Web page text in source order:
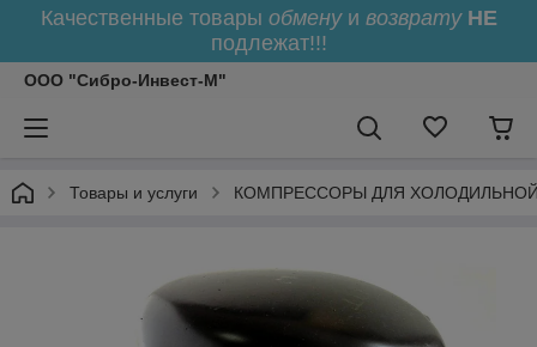
Качественные товары обменуи возврату НЕ
подлежат!!!
ООО "Сибро-Инвест-М"
Товары и услуги КОМПРЕССОРЫ ДЛЯ